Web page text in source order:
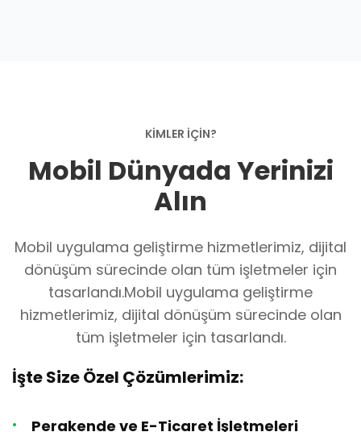
KİMLER İÇİN?
Mobil Dünyada Yerinizi
Alın
Mobil uygulama geliştirme hizmetlerimiz, dijital
dönüşüm sürecinde olan tüm işletmeler için
tasarlandı.Mobil uygulama geliştirme
hizmetlerimiz, dijital dönüşüm sürecinde olan
tüm işletmeler için tasarlandı.
İşte Size Özel Çözümlerimiz:
Perakende ve E-Ticaret İşletmeleri